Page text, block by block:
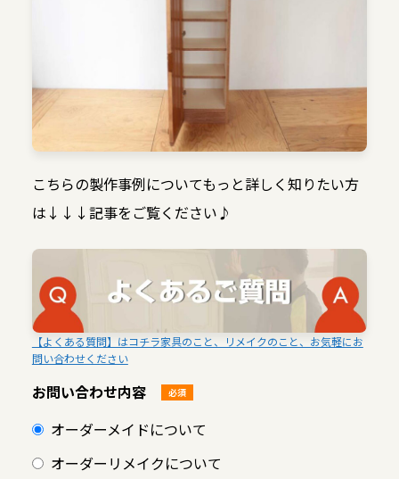
こちらの製作事例についてもっと詳しく知りたい方
は↓↓↓記事をご覧ください♪
【よくある質問】はコチラ家具のこと、リメイクのこと、お気軽にお
問い合わせください
お問い合わせ内容 必須
オーダーメイドについて
オーダーリメイクについて